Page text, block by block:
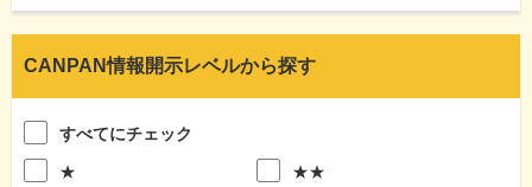
CANPAN情報開示レベルから探す
すべてにチェック
★
★★